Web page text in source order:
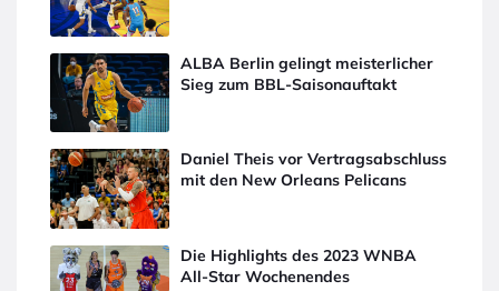
ALBA Berlin gelingt meisterlicher
Sieg zum BBL-Saisonauftakt
Daniel Theis vor Vertragsabschluss
mit den New Orleans Pelicans
Die Highlights des 2023 WNBA
All-Star Wochenendes